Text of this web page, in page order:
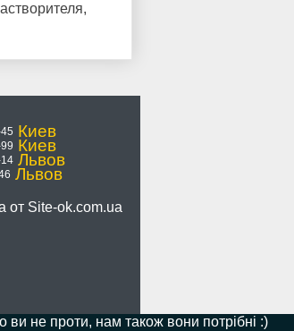
Киев
Киев
Львов
Львов
от Site-ok.com.ua
ви не проти, нам також вони потрібні :)